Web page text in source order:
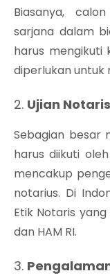
Biasanya,
sarjana dalam
harus mengikuti
diperlukan untuk
2. Ujian Notaris
Sebagian besar
harus diikuti
mencakup
notarius. Di
Etik Notaris
dan HAM RI.
3.